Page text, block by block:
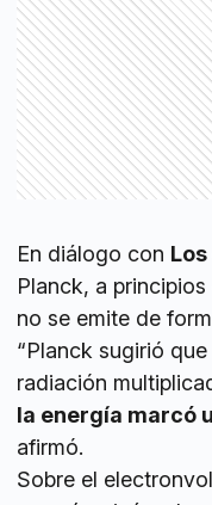
En diálogo con
Planck, a
no se emite de
“Planck sugirió
radiación
la energía marcó
afirmó.
Sobre el